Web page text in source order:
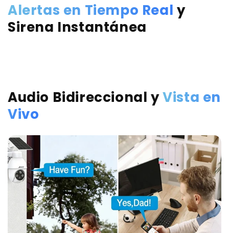
Alertas en Tiempo Real y
Sirena Instantánea
Reciba notificaciones instantáneas
en su teléfono cuando se detecte
movimiento importante, para que
pueda responder rápidamente.
una capa
Audio Bidireccional yVista en
Vivo